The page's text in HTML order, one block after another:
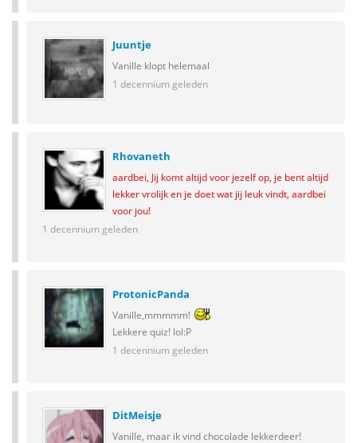
Juuntje
Vanille klopt helemaal
1 decennium geleden
Rhovaneth
aardbei, Jij komt altijd voor jezelf op, je bent altijd
lekker vrolijk en je doet wat jij leuk vindt, aardbei
voor jou!
1 decennium geleden
ProtonicPanda
Vanille,mmmmm!
Lekkere quiz! lol:P
1 decennium geleden
DitMeisje
Vanille, maar ik vind chocolade lekkerdeer!